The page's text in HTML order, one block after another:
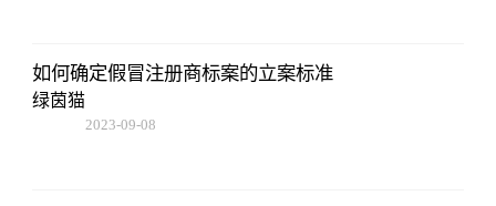
如何确定假冒注册商标案的立案标准
绿茵猫
2023-09-08